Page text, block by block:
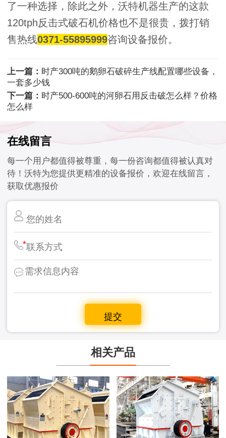
了一种选择，除此之外，沃特机器生产的这款
120tph反击式破石机价格也不是很贵，拨打销
售热线0371-55895999咨询设备报价。
上一篇： 时产300吨的鹅卵石破碎生产线配置哪些设备，
一套多少钱
下一篇： 时产500-600吨的河卵石用反击破怎么样？价格
怎么样
在线留言
每一个用户都值得被尊重，每一份咨询都值得被认真对
待！沃特为您提供更精准的设备报价，欢迎在线留言，
获取优惠报价
*
相关产品